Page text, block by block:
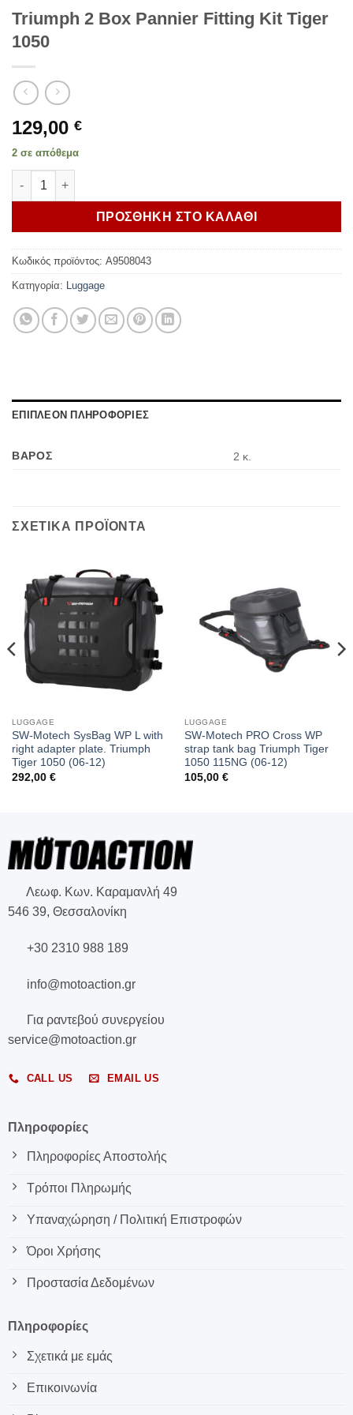
Triumph 2 Box Pannier Fitting Kit Tiger
1050
129,00 €
2 σε απόθεμα
Triumph 2 Box Pannier Fitting Kit Tiger 1050 ποσότητα
ΠΡΟΣΘΗΚΗ ΣΤΟ ΚΑΛΑΘΙ
Κωδικός προϊόντος: A9508043
Κατηγορία: Luggage
ΕΠΙΠΛΕΟΝ ΠΛΗΡΟΦΟΡΙΕΣ
ΒΑΡΟΣ 2 κ.
ΣΧΕΤΙΚΑ ΠΡΟΪΟΝΤΑ
LUGGAGE
SW-Motech SysBag WP L with
right adapter plate. Triumph
Tiger 1050 (06-12)
292,00 €
LUGGAGE
SW-Motech PRO Cross WP
strap tank bag Triumph Tiger
1050 115NG (06-12)
105,00 €
Λεωφ. Κων. Καραμανλή 49
546 39, Θεσσαλονίκη
+30 2310 988 189
info@motoaction.gr
Για ραντεβού συνεργείου
service@motoaction.gr
CALL US EMAIL US
Πληροφορίες
Πληροφορίες Αποστολής
Τρόποι Πληρωμής
Υπαναχώρηση / Πολιτική Επιστροφών
Όροι Χρήσης
Προστασία Δεδομένων
Πληροφορίες
Σχετικά με εμάς
Επικοινωνία